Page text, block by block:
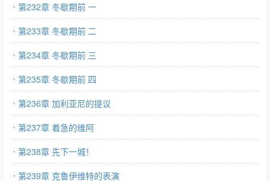
第232章 冬歇期前 一
第233章 冬歇期前 二
第234章 冬歇期前 三
第235章 冬歇期前 四
第236章 加利亚尼的提议
第237章 着急的维阿
第238章 先下一城！
第239章 克鲁伊维特的表演